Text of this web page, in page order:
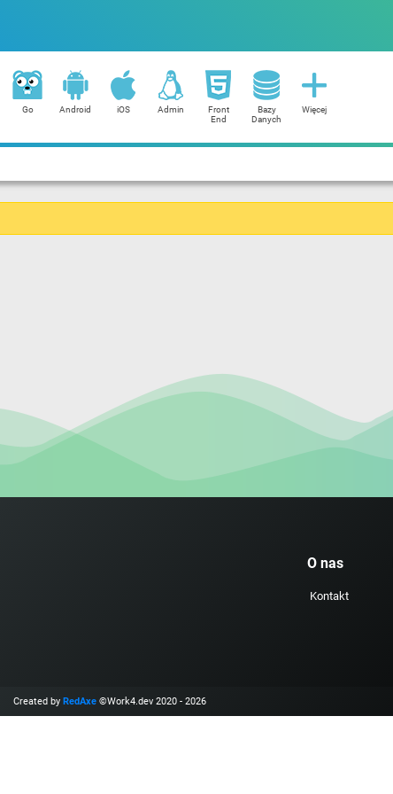
Go Android iOS Admin
Front
End
Bazy
Danych
Więcej
O nas
Kontakt
Created by RedAxe ©Work4.dev 2020 - 2026